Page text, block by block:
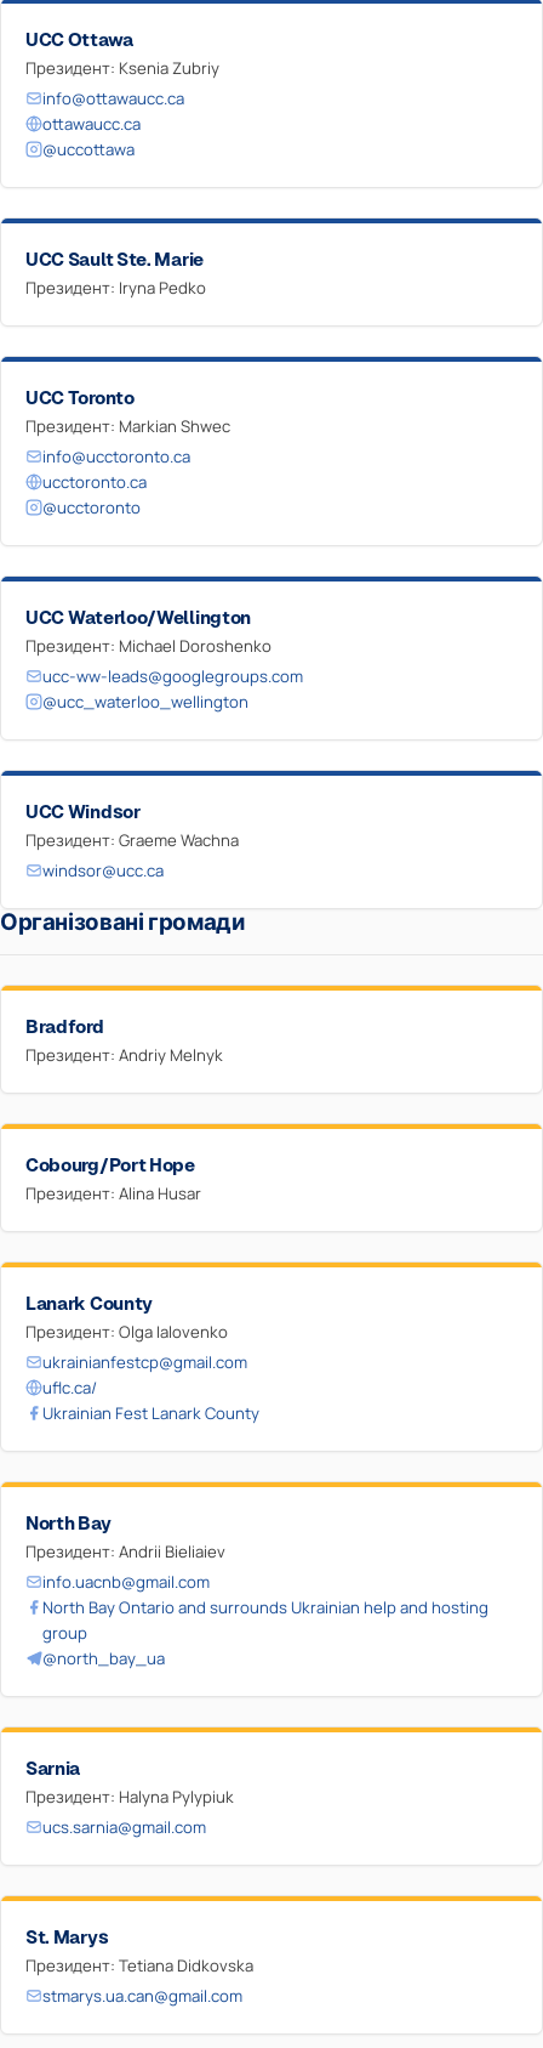
UCC Ottawa
Президент: Ksenia Zubriy
info@ottawaucc.ca
ottawaucc.ca
@uccottawa
UCC Sault Ste. Marie
Президент: Iryna Pedko
UCC Toronto
Президент: Markian Shwec
info@ucctoronto.ca
ucctoronto.ca
@ucctoronto
UCC Waterloo/Wellington
Президент: Michael Doroshenko
ucc-ww-leads@googlegroups.com
@ucc_waterloo_wellington
UCC Windsor
Президент: Graeme Wachna
windsor@ucc.ca
Організовані громади
Bradford
Президент: Andriy Melnyk
Cobourg/Port Hope
Президент: Alina Husar
Lanark County
Президент: Olga Ialovenko
ukrainianfestcp@gmail.com
uflc.ca/
Ukrainian Fest Lanark County
North Bay
Президент: Andrii Bieliaiev
info.uacnb@gmail.com
North Bay Ontario and surrounds Ukrainian help and hosting
group
@north_bay_ua
Sarnia
Президент: Halyna Pylypiuk
ucs.sarnia@gmail.com
St. Marys
Президент: Tetiana Didkovska
stmarys.ua.can@gmail.com